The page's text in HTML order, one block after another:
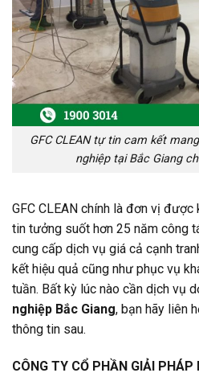
GFC CLEAN tự tin cam kết
nghiệp tại Bắc Giang
GFC CLEAN chính là đơn vị được
tin tưởng suốt hơn 25 năm công
cung cấp dịch vụ giá cả cạnh
kết hiệu quả cũng như phục vụ
tuần. Bất kỳ lúc nào cần dịch vụ
nghiệp Bắc Giang, bạn hãy liên
thông tin sau.
CÔNG TY CỔ PHẦN GIẢI PHÁP